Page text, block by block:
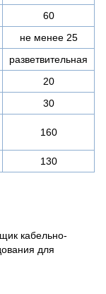
60
не менее 25
разветвительная
20
30
160
130
кабельно-
для